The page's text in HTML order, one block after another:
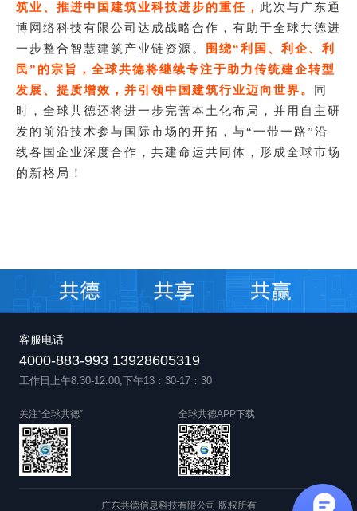
筑业、推进中国建筑业科技进步的重任， 此次与广东通
博网络科技有限公司达成战略合作，有助于全球共德进
一步整合智慧建筑产业链资源。
围绕“利国、利企、利
民”的宗旨，全球共德将继续专注于助力传统建企转型
发展、提质增效，并引领中国建筑行业迈向世界。
同
时， 全球共德还将进一步完善本土化布局，并用自主研
发的前沿技术参与国际市场的开拓，与“一带一路”沿
线各国企业深度合作，共建命运共同体，形成全球市场
的新格局！
客服电话
4000-883-993 13928605319
工作日上午8:30-12:00,下午13：30-17：30
关注“全球共德” 全球共德APP下载
广东共德信息科技有限公司 版权所有